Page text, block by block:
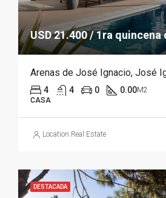
USD 21.400 / 1ra quincena
Arenas de José Ignacio, José
4 4 0 0.00M2
CASA
Location Real Estate
DESTACADA